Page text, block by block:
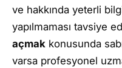
ve hakkında yeterli
yapılmaması tavsiye
açmak konusunda
varsa profesyonel